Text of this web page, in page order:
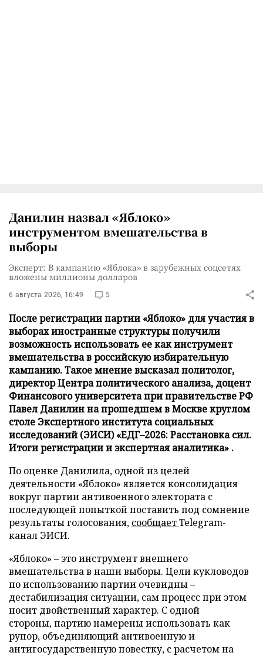
Данилин назвал «Яблоко»
инструментом вмешательства в
выборы
Эксперт: В кампанию «Яблока» в зарубежных соцсетях
вложены миллионы долларов
6 августа 2026, 16:49 5
После регистрации партии «Яблоко» для участия в
выборах иностранные структуры получили
возможность использовать ее как инструмент
вмешательства в российскую избирательную
кампанию. Такое мнение высказал политолог,
директор Центра политического анализа, доцент
Финансового университета при правительстве РФ
Павел Данилин на прошедшем в Москве круглом
столе Экспертного института социальных
исследований (ЭИСИ) «ЕДГ–2026: Расстановка сил.
Итоги регистрации и экспертная аналитика» .
По оценке Данилила, одной из целей
деятельности «Яблоко» является консолидация
вокруг партии антивоенного электората с
последующей попыткой поставить под сомнение
результаты голосования, сообщаетTelegram-
канал ЭИСИ.
«Яблоко» – это инструмент внешнего
вмешательства в наши выборы. Цели кукловодов
по использованию партии очевидны –
дестабилизация ситуации, сам процесс при этом
носит двойственный характер. С одной
стороны, партию намерены использовать как
рупор, объединяющий антивоенную и
антигосударственную повестку, с расчетом на